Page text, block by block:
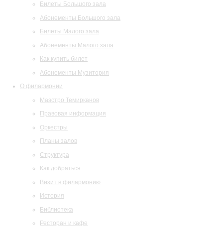
Билеты Большого зала
Абонементы Большого зала
Билеты Малого зала
Абонементы Малого зала
Как купить билет
Абонементы Музитория
О филармонии
Маэстро Темирканов
Правовая информация
Оркестры
Планы залов
Структура
Как добраться
Визит в филармонию
История
Библиотека
Ресторан и кафе